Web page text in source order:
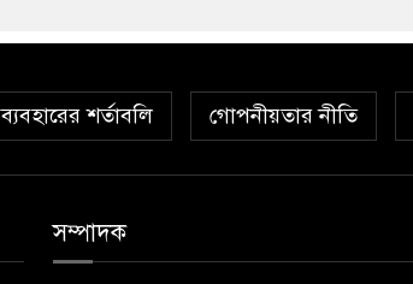
ব্যবহারের শর্তাবলি গোপনীয়তার নীতি
সম্পাদক